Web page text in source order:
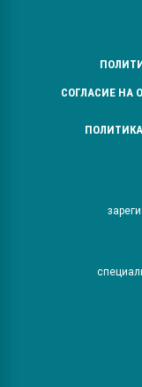
СОГЛАСИЕ НА